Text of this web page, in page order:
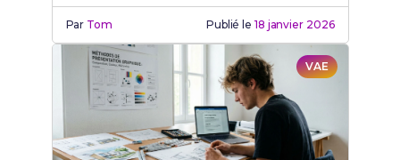
compétences développées. Guide officiel
2026.
Par Tom Publié le 18 janvier 2026
VAE